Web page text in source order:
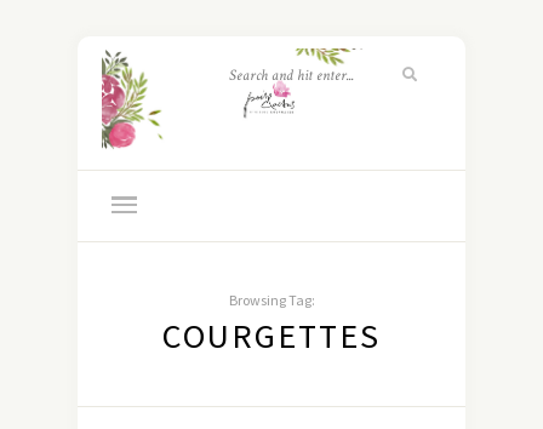
Browsing Tag:
COURGETTES